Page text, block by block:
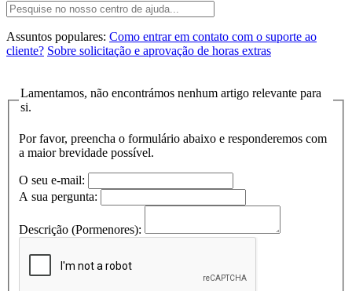
Assuntos populares: Como entrar em contato com o suporte ao
cliente? Sobre solicitação e aprovação de horas extras
Lamentamos, não encontrámos nenhum artigo relevante para
si.
Por favor, preencha o formulário abaixo e responderemos com
a maior brevidade possível.
O seu e-mail:
A sua pergunta:
Descrição (Pormenores):